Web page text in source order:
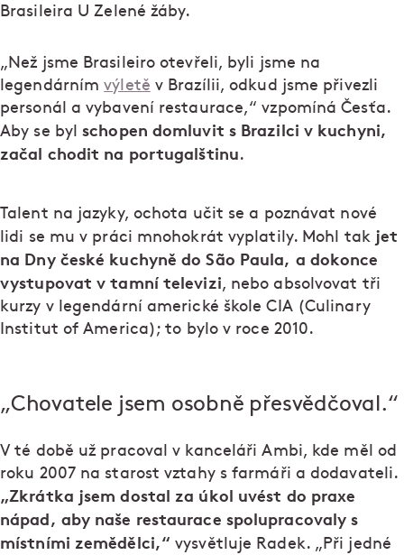
Brasileira U Zelené žáby.
„Než jsme Brasileiro otevřeli, byli jsme na
legendárnímvýletě v Brazílii, odkud jsme přivezli
personál a vybavení restaurace,“ vzpomíná Česťa.
Aby se bylschopen domluvit s Brazilci v kuchyni,
začal chodit na portugalštinu.
Talent na jazyky, ochota učit se a poznávat nové
lidi se mu v práci mnohokrát vyplatily. Mohl tak jet
na Dny české kuchyně do São Paula, a dokonce
vystupovat v tamní televizi, nebo absolvovat tři
kurzy v legendární americké škole CIA (Culinary
Institut of America); to bylo v roce 2010.
„Chovatele jsem osobně přesvědčoval.“
V té době už pracoval v kanceláři Ambi, kde měl od
roku 2007 na starost vztahy s farmáři a dodavateli.
„Zkrátka jsem dostal za úkol uvést do praxe
nápad, aby naše restaurace spolupracovaly s
místními zemědělci,“ vysvětluje Radek. „Při jedné